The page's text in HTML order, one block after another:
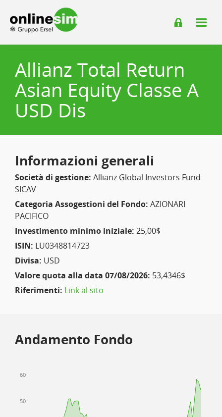
Allianz Total Return
Asian Equity Classe A
USD Dis
Informazioni generali
Società di gestione: Allianz Global Investors Fund
SICAV
Categoria Assogestioni del Fondo: AZIONARI
PACIFICO
Investimento minimo iniziale: 25,00$
ISIN: LU0348814723
Divisa: USD
Valore quota alla data 07/08/2026: 53,4346$
Riferimenti: Link al sito
Andamento Fondo
50
60